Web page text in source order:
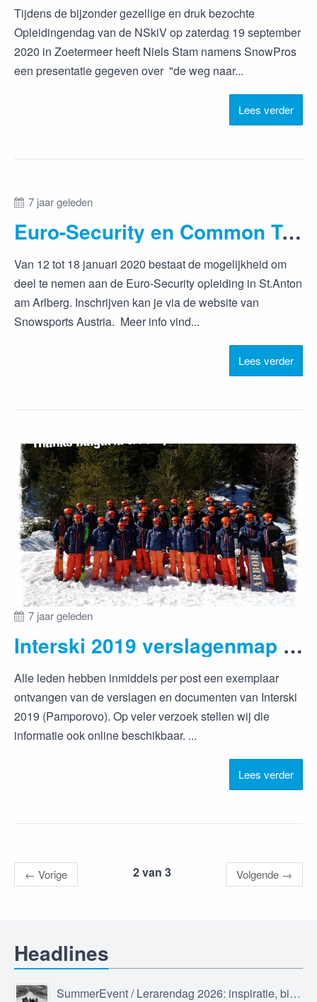
Tijdens de bijzonder gezellige en druk bezochte
Opleidingendag van de NSkiV op zaterdag 19 september
2020 in Zoetermeer heeft Niels Stam namens SnowPros
een presentatie gegeven over "de weg naar...
Lees verder
7 jaar geleden
Euro-Security en Common Training Test - info en agenda
Van 12 tot 18 januari 2020 bestaat de mogelijkheid om
deel te nemen aan de Euro-Security opleiding in St.Anton
am Arlberg. Inschrijven kan je via de website van
Snowsports Austria. Meer info vind...
Lees verder
7 jaar geleden
Interski 2019 verslagenmap online beschikbaar
Alle leden hebben inmiddels per post een exemplaar
ontvangen van de verslagen en documenten van Interski
2019 (Pamporovo). Op veler verzoek stellen wij die
informatie ook online beschikbaar. ...
Lees verder
← Vorige 2 van 3 Volgende →
Headlines
SummerEvent / Lerarendag 2026: inspiratie, bijscholing en ontmoeting